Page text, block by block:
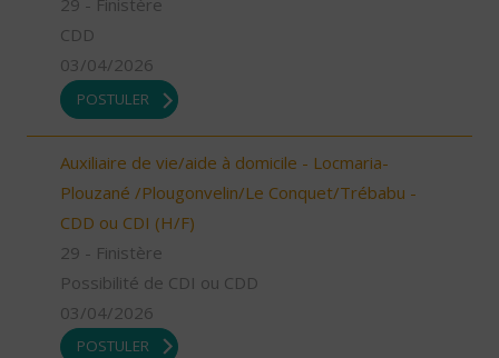
29 - Finistère
CDD
03/04/2026
POSTULER
Auxiliaire de vie/aide à domicile - Locmaria-
Plouzané /Plougonvelin/Le Conquet/Trébabu -
CDD ou CDI (H/F)
29 - Finistère
Possibilité de CDI ou CDD
03/04/2026
POSTULER